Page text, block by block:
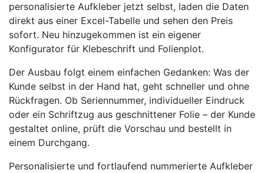
personalisierte Aufkleber jetzt selbst, laden die Daten
direkt aus einer Excel-Tabelle und sehen den Preis
sofort. Neu hinzugekommen ist ein eigener
Konfigurator für Klebeschrift und Folienplot.
Der Ausbau folgt einem einfachen Gedanken: Was der
Kunde selbst in der Hand hat, geht schneller und ohne
Rückfragen. Ob Seriennummer, individueller Eindruck
oder ein Schriftzug aus geschnittener Folie – der Kunde
gestaltet online, prüft die Vorschau und bestellt in
einem Durchgang.
Personalisierte und fortlaufend nummerierte Aufkleber